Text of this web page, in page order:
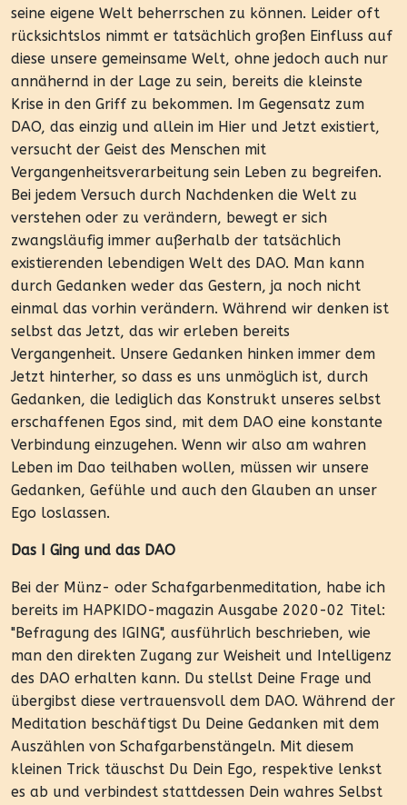
seine eigene Welt beherrschen zu können. Leider oft
rücksichtslos nimmt er tatsächlich großen Einfluss auf
diese unsere gemeinsame Welt, ohne jedoch auch nur
annähernd in der Lage zu sein, bereits die kleinste
Krise in den Griff zu bekommen. Im Gegensatz zum
DAO, das einzig und allein im Hier und Jetzt existiert,
versucht der Geist des Menschen mit
Vergangenheitsverarbeitung sein Leben zu begreifen.
Bei jedem Versuch durch Nachdenken die Welt zu
verstehen oder zu verändern, bewegt er sich
zwangsläufig immer außerhalb der tatsächlich
existierenden lebendigen Welt des DAO. Man kann
durch Gedanken weder das Gestern, ja noch nicht
einmal das vorhin verändern. Während wir denken ist
selbst das Jetzt, das wir erleben bereits
Vergangenheit. Unsere Gedanken hinken immer dem
Jetzt hinterher, so dass es uns unmöglich ist, durch
Gedanken, die lediglich das Konstrukt unseres selbst
erschaffenen Egos sind, mit dem DAO eine konstante
Verbindung einzugehen. Wenn wir also am wahren
Leben im Dao teilhaben wollen, müssen wir unsere
Gedanken, Gefühle und auch den Glauben an unser
Ego loslassen.
Das I Ging und das DAO
Bei der Münz- oder Schafgarbenmeditation, habe ich
bereits im HAPKIDO-magazin Ausgabe 2020-02 Titel:
"Befragung des IGING", ausführlich beschrieben, wie
man den direkten Zugang zur Weisheit und Intelligenz
des DAO erhalten kann. Du stellst Deine Frage und
übergibst diese vertrauensvoll dem DAO. Während der
Meditation beschäftigst Du Deine Gedanken mit dem
Auszählen von Schafgarbenstängeln. Mit diesem
kleinen Trick täuschst Du Dein Ego, respektive lenkst
es ab und verbindest stattdessen Dein wahres Selbst